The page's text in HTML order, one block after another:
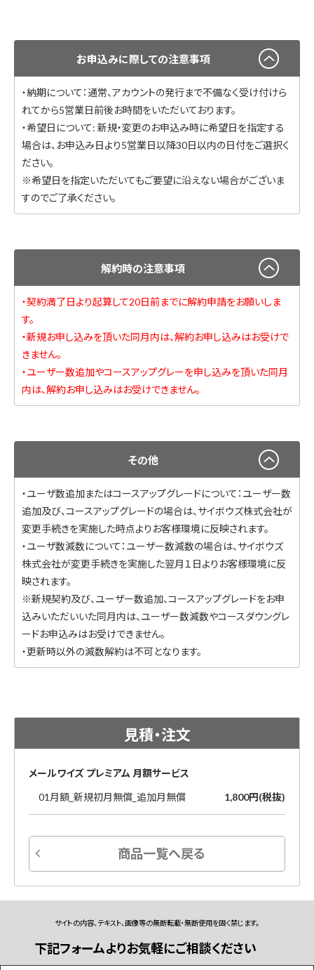
お申込みに際しての注意事項
・納期について：通常、アカウントの発行まで不備なく受け付けら
れてから5営業日前後お時間をいただいております。
・希望日について: 新規・変更のお申込み時に希望日を指定する
場合は、お申込み日より5営業日以降30日以内の日付をご選択く
ださい。
※希望日を指定いただいてもご要望に沿えない場合がございま
すのでご了承ください。
解約時の注意事項
・契約満了日より起算して20日前までに解約申請をお願いしま
す。
・新規お申し込みを頂いた同月内は、解約お申し込みはお受けで
きません。
・ユーザー数追加やコースアップグレーを申し込みを頂いた同月
内は、解約お申し込みはお受けできません。
その他
・ユーザ数追加またはコースアップグレードについて：ユーザー数
追加及び、コースアップグレードの場合は、サイボウズ株式会社が
変更手続きを実施した時点よりお客様環境に反映されます。
・ユーザ数減数について：ユーザー数減数の場合は、サイボウズ
株式会社が変更手続きを実施した翌月１日よりお客様環境に反
映されます。
※新規契約及び、ユーザー数追加、コースアップグレードをお申
込みいただいいた同月内は、ユーザー数減数やコースダウングレ
ードお申込みはお受けできません。
・更新時以外の減数解約は不可となります。
見積・注文
メールワイズ プレミアム 月額サービス
01月額_新規初月無償_追加月無償
1,800円(税抜)
商品一覧へ戻る
サイトの内容、テキスト、画像等の無断転載・無断使用を固く禁じます。
下記フォームよりお気軽にご相談ください